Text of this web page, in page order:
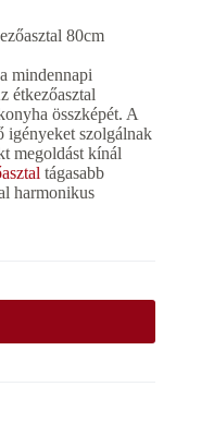
80cm
mindennapi
étkezőasztal
összképét. A
igényeket szolgálnak
megoldást kínál
tágasabb
harmonikus